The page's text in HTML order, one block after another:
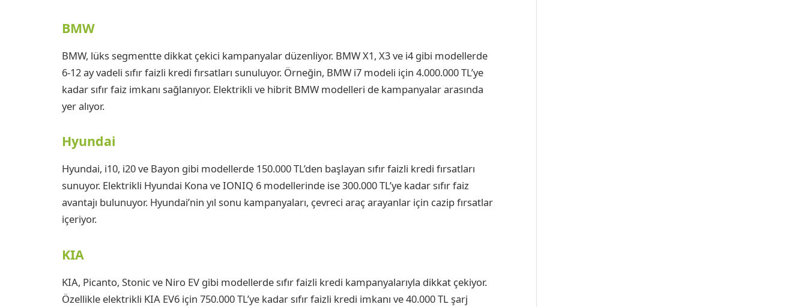
BMW
BMW, lüks segmentte dikkat çekici kampanyalar düzenliyor. BMW X1, X3 ve i4 gibi modellerde
6-12 ay vadeli sıfır faizli kredi fırsatları sunuluyor. Örneğin, BMW i7 modeli için 4.000.000 TL’ye
kadar sıfır faiz imkanı sağlanıyor. Elektrikli ve hibrit BMW modelleri de kampanyalar arasında
yer alıyor.
Hyundai
Hyundai, i10, i20 ve Bayon gibi modellerde 150.000 TL’den başlayan sıfır faizli kredi fırsatları
sunuyor. Elektrikli Hyundai Kona ve IONIQ 6 modellerinde ise 300.000 TL’ye kadar sıfır faiz
avantajı bulunuyor. Hyundai’nin yıl sonu kampanyaları, çevreci araç arayanlar için cazip fırsatlar
içeriyor.
KIA
KIA, Picanto, Stonic ve Niro EV gibi modellerde sıfır faizli kredi kampanyalarıyla dikkat çekiyor.
Özellikle elektrikli KIA EV6 için 750.000 TL’ye kadar sıfır faizli kredi imkanı ve 40.000 TL şarj